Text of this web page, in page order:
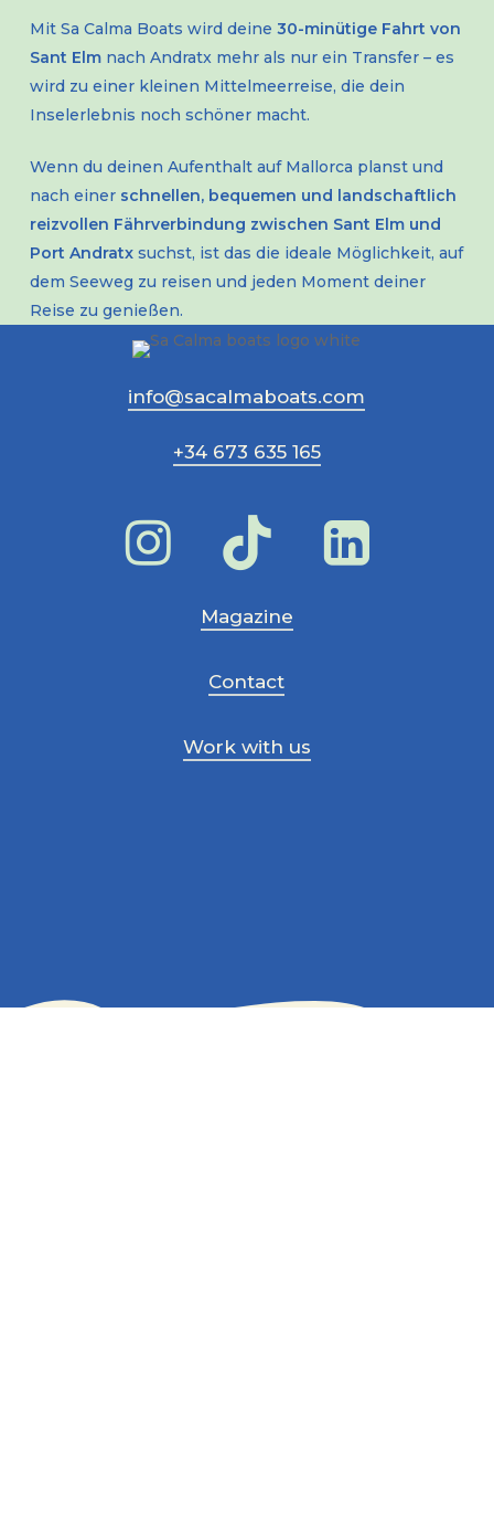
Mit Sa Calma Boats wird deine 30-minütige Fahrt von
Sant Elmnach Andratx mehr als nur ein Transfer – es
wird zu einer kleinen Mittelmeerreise, die dein
Inselerlebnis noch schöner macht.
Wenn du deinen Aufenthalt auf Mallorca planst und
nach einer schnellen, bequemen und landschaftlich
reizvollen Fährverbindung zwischen Sant Elm und
Port Andratxsuchst, ist das die ideale Möglichkeit, auf
dem Seeweg zu reisen und jeden Moment deiner
Reise zu genießen.
info@sacalmaboats.com
+34 673 635 165
Magazine
Contact
Work with us